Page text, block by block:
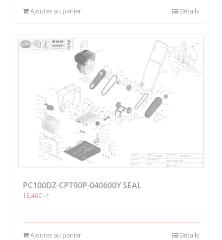
Ajouter au panier Détails
PC100DZ-CPT90P-040600Y SEAL
18,46€ HT
Ajouter au panier Détails